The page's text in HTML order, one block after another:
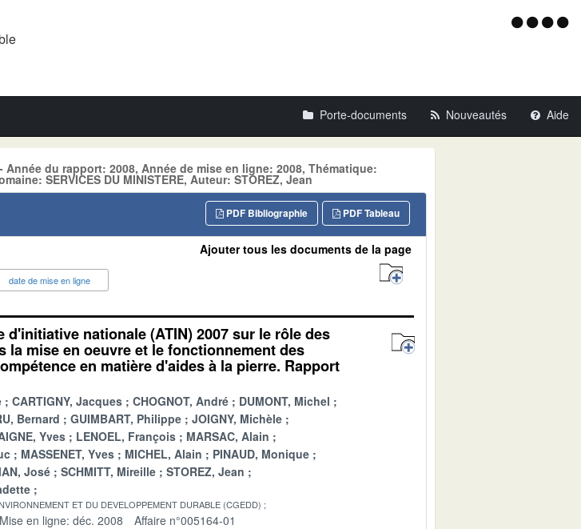
Menu
Porte-documents Nouveautés Aide
Année du rapport: 2008, Année de mise en ligne: 2008, Thématique:
SERVICES DU MINISTERE, Auteur: STOREZ, Jean
PDF Tableau
PDF Bibliographie
date de mise en ligne
Ajouter tous les documents de la page
d'initiative nationale (ATIN) 2007 sur le rôle des
la mise en oeuvre et le fonctionnement des
en matière d'aides à la pierre. Rapport
CARTIGNY, Jacques CHOGNOT, André
DUMONT, Michel
Bernard GUIMBART, Philippe
JOIGNY, Michèle
Yves LENOEL, François
MARSAC, Alain
MASSENET, Yves MICHEL, Alain
PINAUD, Monique
José SCHMITT, Mireille
STOREZ, Jean
ET DU DEVELOPPEMENT DURABLE (CGEDD)
Mise en ligne: déc. 2008 Affaire n°005164-01